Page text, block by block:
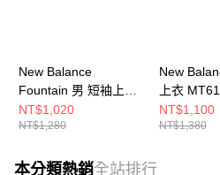
New Balance
Fountain 男 短袖上衣
MT61J9ICNNY-F
NT$1,020
NT$1,280
New
上衣
NT$1,100
NT$1,380
本分類熱銷全站排行